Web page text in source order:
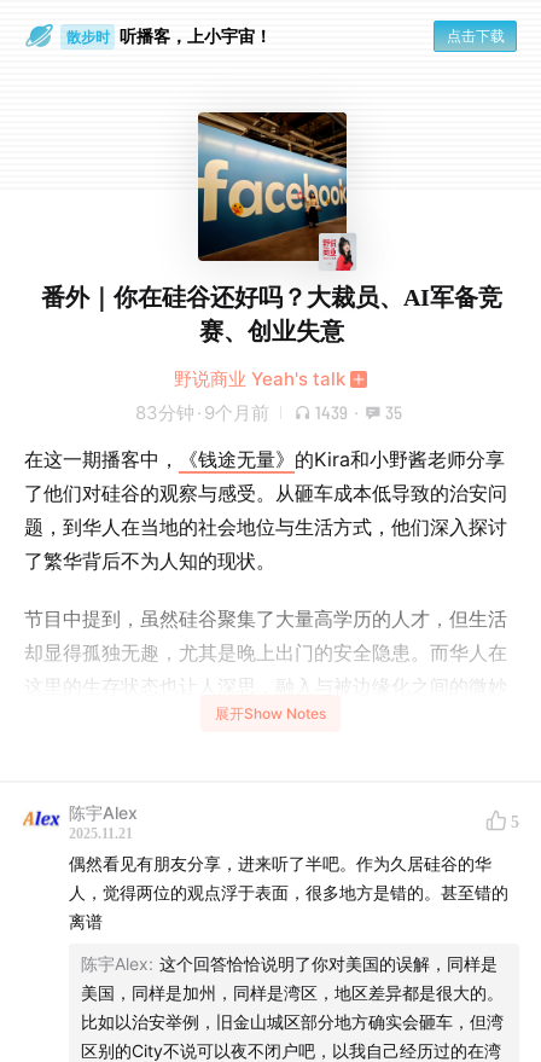
散步时 听播客，上小宇宙！ 点击下载
番外｜你在硅谷还好吗？大裁员、AI军备竞
赛、创业失意
野说商业 Yeah's talk
83分钟 · 9个月前 1439 · 35
在这一期播客中， 《钱途无量》 的Kira和小野酱老师分享
了他们对硅谷的观察与感受。从砸车成本低导致的治安问
题，到华人在当地的社会地位与生活方式，他们深入探讨
了繁华背后不为人知的现状。
节目中提到，虽然硅谷聚集了大量高学历的人才，但生活
却显得孤独无趣，尤其是晚上出门的安全隐患。而华人在
这里的生存状态也让人深思，融入与被边缘化之间的微妙
关系引发了他们的讨论。这期节目为听众展现了一个全新
【聊天的人】
《钱途无量》的主播Kira@小红书
展开Show Notes
陈宇Alex
2025.11.21
5
偶然看见有朋友分享，进来听了半吧。作为久居硅谷的华
人，觉得两位的观点浮于表面，很多地方是错的。甚至错的
离谱
陈宇Alex: 这个回答恰恰说明了你对美国的误解，同样是
美国，同样是加州，同样是湾区，地区差异都是很大的。
比如以治安举例，旧金山城区部分地方确实会砸车，但湾
区别的City不说可以夜不闭户吧，以我自己经历过的在湾